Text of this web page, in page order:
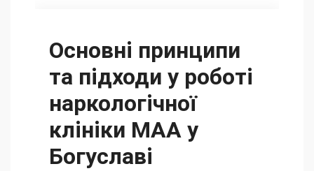
Основні принципи
та підходи у роботі
наркологічної
клініки МАА у
Богуславі